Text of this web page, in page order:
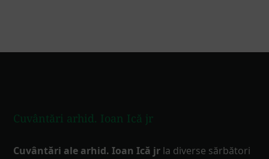
Cuvântări arhid. Ioan Ică jr
Cuvântări ale arhid. Ioan Ică jr la diverse sărbători